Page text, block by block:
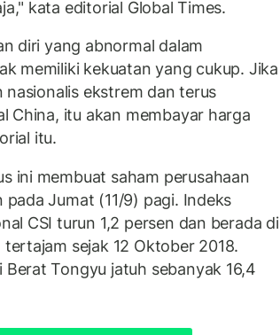
kata editorial Global Times.
diri yang abnormal dalam
memiliki kekuatan yang cukup. Jika
nasionalis ekstrem dan terus
China, itu akan membayar harga
itu.
ini membuat saham perusahaan
Jumat (11/9) pagi. Indeks
CSI turun 1,2 persen dan berada di
sejak 12 Oktober 2018.
Tongyu jatuh sebanyak 16,4